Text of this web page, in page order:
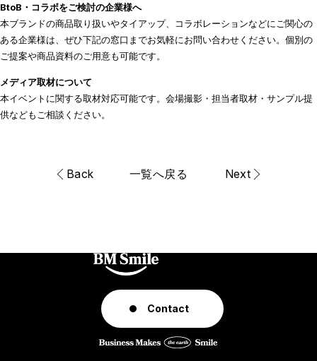
BtoB・コラボをご検討の企業様へ
本ブランドの商品取り扱いやタイアップ、コラボレーションなどにご関心の
ある企業様は、ぜひ下記の窓口までお気軽にお問い合わせください。個別の
ご提案や商品資料のご用意も可能です。
メディア取材について
本イベントに関する取材対応可能です。会場撮影・担当者取材・サンプル提
供などもご相談ください。
Back 一覧へ戻る Next
Contact